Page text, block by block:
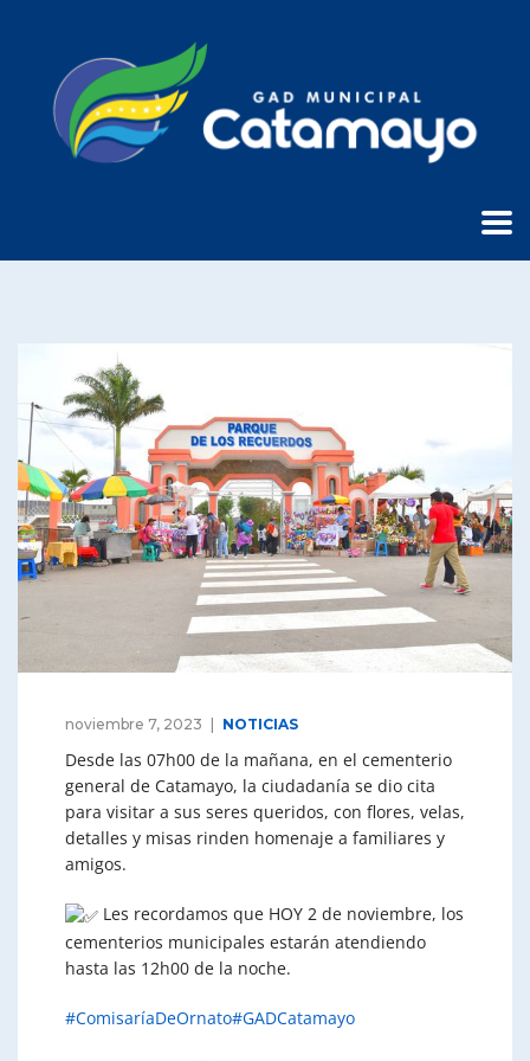
noviembre 7, 2023 NOTICIAS
Desde las 07h00 de la mañana, en el cementerio
general de Catamayo, la ciudadanía se dio cita
para visitar a sus seres queridos, con flores, velas,
detalles y misas rinden homenaje a familiares y
amigos.
Les recordamos que HOY 2 de noviembre, los
cementerios municipales estarán atendiendo
hasta las 12h00 de la noche.
#ComisaríaDeOrnato#GADCatamayo